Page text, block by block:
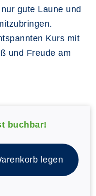
gute Laune und
Kurs mit
und Freude am
buchbar!
legen